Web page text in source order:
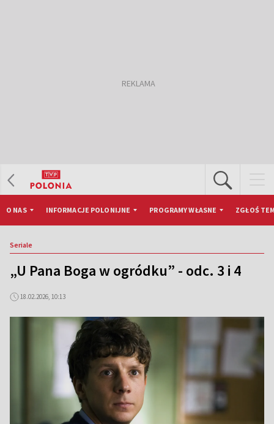
O NAS INFORMACJE POLONIJNE PROGRAMY WŁASNE ZGŁOŚ
Seriale
„U Pana Boga w ogródku” - odc. 3 i 4
18.02.2026, 10:13